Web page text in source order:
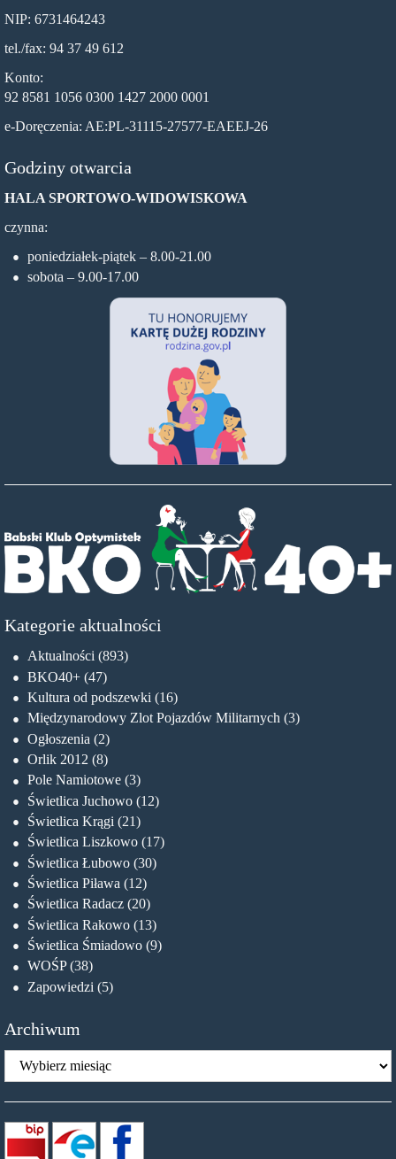
NIP: 6731464243
tel./fax: 94 37 49 612
Konto:
92 8581 1056 0300 1427 2000 0001
e-Doręczenia: AE:PL-31115-27577-EAEEJ-26
Godziny otwarcia
HALA SPORTOWO-WIDOWISKOWA
czynna:
poniedziałek-piątek – 8.00-21.00
sobota – 9.00-17.00
Kategorie aktualności
Aktualności (893)
BKO40+ (47)
Kultura od podszewki (16)
Międzynarodowy Zlot Pojazdów Militarnych (3)
Ogłoszenia (2)
Orlik 2012 (8)
Pole Namiotowe (3)
Świetlica Juchowo (12)
Świetlica Krągi (21)
Świetlica Liszkowo (17)
Świetlica Łubowo (30)
Świetlica Piława (12)
Świetlica Radacz (20)
Świetlica Rakowo (13)
Świetlica Śmiadowo (9)
WOŚP(38)
Zapowiedzi (5)
Archiwum
Archiwum